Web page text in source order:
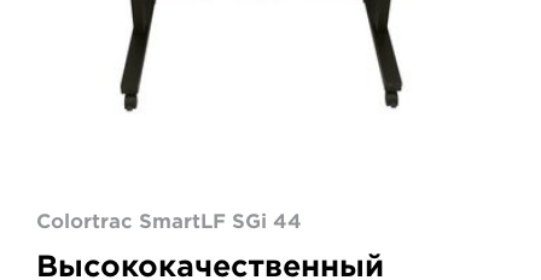
Colortrac SmartLF SGi 44
Высококачественный